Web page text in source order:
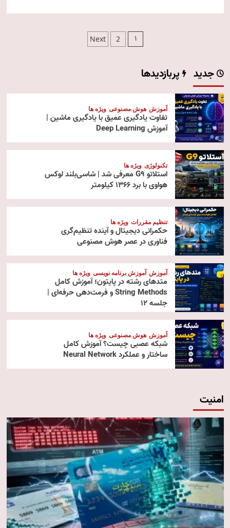
صفحه‌بندی
1
2
Next
جدید پربازدیدها
آموزش هوش مصنوعی ویژه ها
تفاوت یادگیری عمیق با یادگیری ماشین |
آموزش Deep Learning
تکنولوژی ویژه ها
استلاتو G9 معرفی شد | شاسی‌بلند لوکس
هواوی با برد ۱۳۶۶ کیلومتر
تنظیم مقررات ویژه ها
حکمرانی دیجیتال و آینده تنظیم‌گری
فناوری در عصر هوش مصنوعی
آموزش آموزش برنامه نویسی ویژه ها
متدهای رشته در پایتون؛ آموزش کامل
String Methods و فرمت‌دهی حرفه‌ای |
جلسه ۱۲
آموزش هوش مصنوعی ویژه ها
شبکه عصبی چیست؟ آموزش کامل
ساختار و عملکرد Neural Network
امنیت